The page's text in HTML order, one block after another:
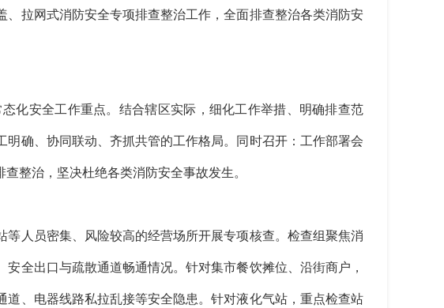
拉网式消防安全专项排查整治工作，全面排查整治各类消防安
化安全工作重点。结合辖区实际，细化工作举措、明确排查范
确、协同联动、齐抓共管的工作格局。同时召开：工作部署会
整治，坚决杜绝各类消防安全事故发生。
人员密集、风险较高的经营场所开展专项核查。检查组聚焦消
全出口与疏散通道畅通情况。针对集市餐饮摊位、沿街商户，
、电器线路私拉乱接等安全隐患。针对液化气站，重点检查站